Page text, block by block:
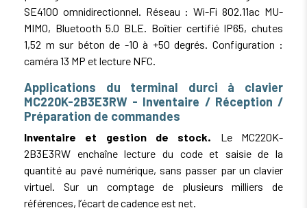
SE4100 omnidirectionnel. Réseau : Wi-Fi 802.11ac MU-
MIMO, Bluetooth 5.0 BLE. Boîtier certifié IP65, chutes
1,52 m sur béton de -10 à +50 degrés. Configuration :
caméra 13 MP et lecture NFC.
Applications du terminal durci à clavier
MC220K-2B3E3RW - Inventaire / Réception /
Préparation de commandes
Inventaire et gestion de stock. Le MC220K-
2B3E3RW enchaîne lecture du code et saisie de la
quantité au pavé numérique, sans passer par un clavier
virtuel. Sur un comptage de plusieurs milliers de
références, l’écart de cadence est net.